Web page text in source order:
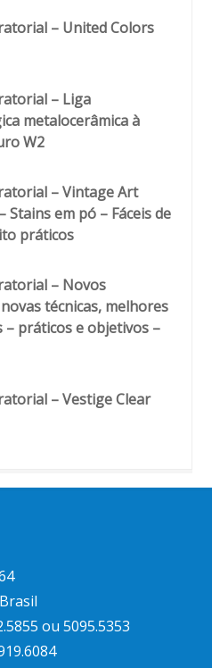
– United Colors
– Liga
metalocerâmica à
W2
– Vintage Art
Stains em pó – Fáceis de
práticos
– Novos
técnicas, melhores
– práticos e objetivos –
– Vestige Clear
ou 5095.5353